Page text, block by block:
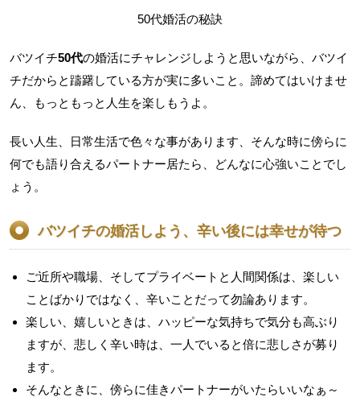
50代婚活の秘訣
バツイチ50代の婚活にチャレンジしようと思いながら、バツイ
チだからと躊躇している方が実に多いこと。諦めてはいけませ
ん、もっともっと人生を楽しもうよ。
長い人生、日常生活で色々な事があります、そんな時に傍らに
何でも語り合えるパートナー居たら、どんなに心強いことでし
ょう。
バツイチの婚活しよう、辛い後には幸せが待つ
ご近所や職場、そしてプライベートと人間関係は、楽しい
ことばかりではなく、辛いことだって勿論あります。
楽しい、嬉しいときは、ハッピーな気持ちで気分も高ぶり
ますが、悲しく辛い時は、一人でいると倍に悲しさが募り
ます。
そんなときに、傍らに佳きパートナーがいたらいいなぁ～